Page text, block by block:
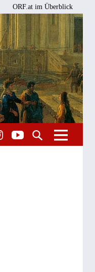
ORF.at im Überblick